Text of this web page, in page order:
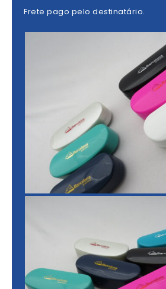
Frete pago pelo destinatário.